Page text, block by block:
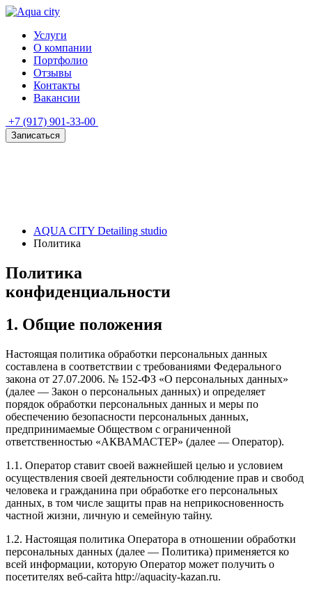
Услуги
О компании
Портфолио
Отзывы
Контакты
Вакансии
+7 (917) 901-33-00
Записаться
AQUA CITY Detailing studio
Политика
Политика
конфиденциальности
1. Общие положения
Настоящая политика обработки персональных данных
составлена в соответствии с требованиями Федерального
закона от 27.07.2006. № 152-ФЗ «О персональных данных»
(далее — Закон о персональных данных) и определяет
порядок обработки персональных данных и меры по
обеспечению безопасности персональных данных,
предпринимаемые Обществом с ограниченной
ответственностью «АКВАМАСТЕР» (далее — Оператор).
1.1. Оператор ставит своей важнейшей целью и условием
осуществления своей деятельности соблюдение прав и свобод
человека и гражданина при обработке его персональных
данных, в том числе защиты прав на неприкосновенность
частной жизни, личную и семейную тайну.
1.2. Настоящая политика Оператора в отношении обработки
персональных данных (далее — Политика) применяется ко
всей информации, которую Оператор может получить о
посетителях веб-сайта http://aquacity-kazan.ru.